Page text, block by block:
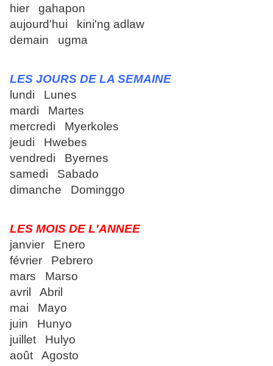
hier gahapon
aujourd'hui kini'ng adlaw
demain ugma
LES JOURS DE LA SEMAINE
lundi Lunes
mardi Martes
mercredi Myerkoles
jeudi Hwebes
vendredi Byernes
samedi Sabado
dimanche Dominggo
LES MOIS DE L'ANNEE
janvier Enero
février Pebrero
mars Marso
avril Abril
mai Mayo
juin Hunyo
juillet Hulyo
août Agosto